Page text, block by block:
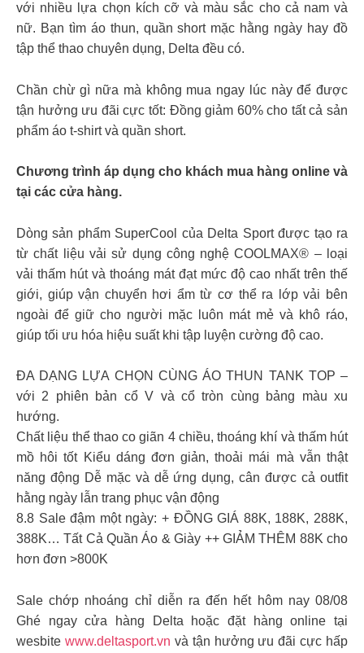
với nhiều lựa chọn kích cỡ và màu sắc cho cả nam và
nữ. Bạn tìm áo thun, quần short mặc hằng ngày hay đồ
tập thể thao chuyên dụng, Delta đều có.
Chần chừ gì nữa mà không mua ngay lúc này để được
tận hưởng ưu đãi cực tốt: Đồng giảm 60% cho tất cả sản
phẩm áo t-shirt và quần short.
Chương trình áp dụng cho khách mua hàng online và
tại các cửa hàng.
Dòng sản phẩm SuperCool của Delta Sport được tạo ra
từ chất liệu vải sử dụng công nghệ COOLMAX® – loại
vải thấm hút và thoáng mát đạt mức độ cao nhất trên thế
giới, giúp vận chuyển hơi ẩm từ cơ thể ra lớp vải bên
ngoài để giữ cho người mặc luôn mát mẻ và khô ráo,
giúp tối ưu hóa hiệu suất khi tập luyện cường độ cao.
ĐA DẠNG LỰA CHỌN CÙNG ÁO THUN TANK TOP –
với 2 phiên bản cổ V và cổ tròn cùng bảng màu xu
hướng.
Chất liệu thể thao co giãn 4 chiều, thoáng khí và thấm hút
mồ hôi tốt Kiểu dáng đơn giản, thoải mái mà vẫn thật
năng động Dễ mặc và dễ ứng dụng, cân được cả outfit
hằng ngày lẫn trang phục vận động
8.8 Sale đậm một ngày: + ĐỒNG GIÁ 88K, 188K, 288K,
388K… Tất Cả Quần Áo & Giày ++ GIẢM THÊM 88K cho
hơn đơn >800K
Sale chớp nhoáng chỉ diễn ra đến hết hôm nay 08/08
Ghé ngay cửa hàng Delta hoặc đặt hàng online tại
wesbite www.deltasport.vn và tận hưởng ưu đãi cực hấp